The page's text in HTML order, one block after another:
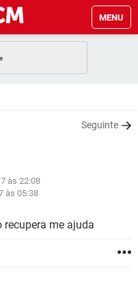
MENU
Seguinte
às 22:08
às 05:38
recupera me ajuda